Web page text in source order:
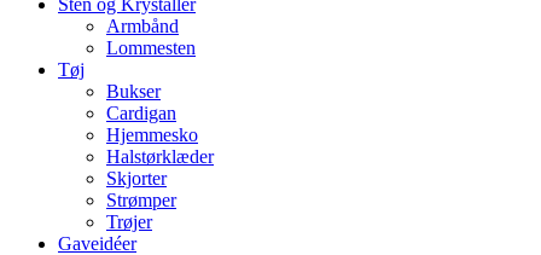
Sten og Krystaller
Armbånd
Lommesten
Tøj
Bukser
Cardigan
Hjemmesko
Halstørklæder
Skjorter
Strømper
Trøjer
Gaveidéer